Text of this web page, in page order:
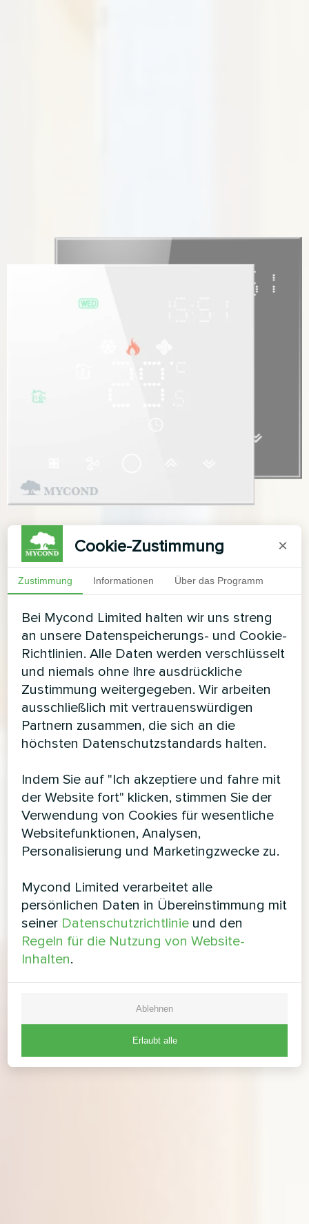
Cookie-Zustimmung ×
Zustimmung Informationen Über das Programm
Bei Mycond Limited halten wir uns streng
an unsere Datenspeicherungs- und Cookie-
Richtlinien. Alle Daten werden verschlüsselt
und niemals ohne Ihre ausdrückliche
Zustimmung weitergegeben. Wir arbeiten
ausschließlich mit vertrauenswürdigen
Partnern zusammen, die sich an die
höchsten Datenschutzstandards halten.
Indem Sie auf "Ich akzeptiere und fahre mit
der Website fort" klicken, stimmen Sie der
Verwendung von Cookies für wesentliche
Websitefunktionen, Analysen,
Personalisierung und Marketingzwecke zu.
Mycond Limited verarbeitet alle
persönlichen Daten in Übereinstimmung mit
seiner Datenschutzrichtlinie und den
Regeln für die Nutzung von Website-
Inhalten.
Ablehnen
Erlaubt alle